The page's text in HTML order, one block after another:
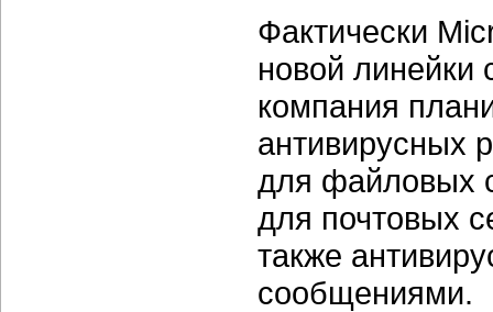
Фактически
новой линейки
компания
антивирусных
для файловых
для почтовых
также
сообщениями.